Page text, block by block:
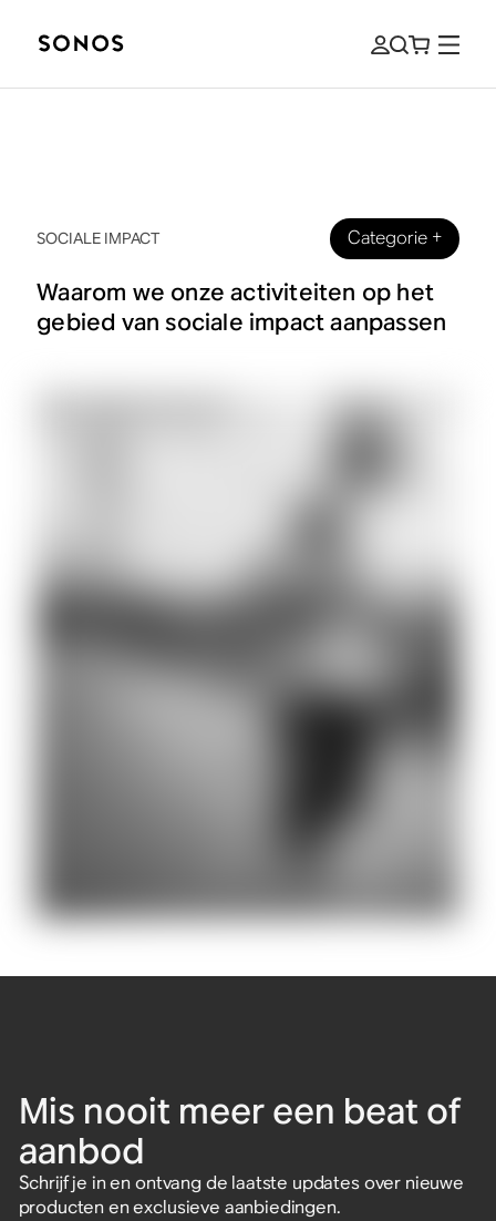
SOCIALE IMPACT Categorie+
Waarom we onze activiteiten op het
gebied van sociale impact aanpassen
Mis nooit meer een beat of
aanbod
Schrijf je in en ontvang de laatste updates over nieuwe
producten en exclusieve aanbiedingen.